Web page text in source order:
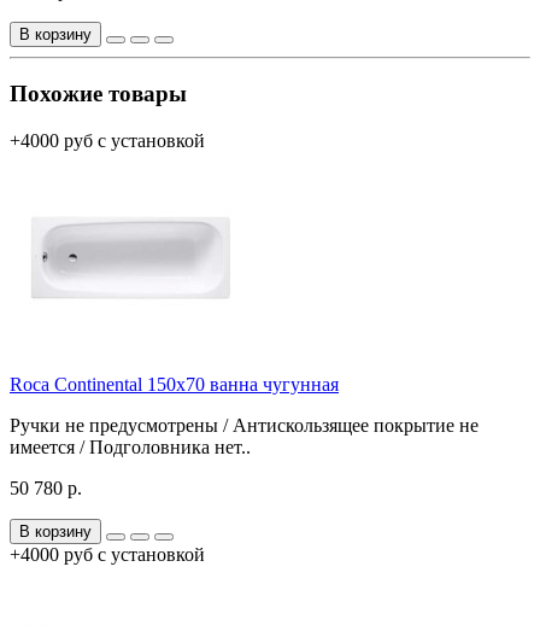
В корзину
Похожие товары
+4000 руб с установкой
Roca Continental 150x70 ванна чугунная
Ручки не предусмотрены / Антискользящее покрытие не
имеется / Подголовника нет..
50 780 р.
В корзину
+4000 руб с установкой